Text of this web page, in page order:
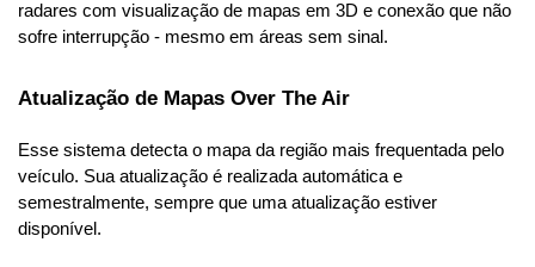
radares com visualização de mapas em 3D e conexão que não
sofre interrupção - mesmo em áreas sem sinal.
Atualização de Mapas Over The Air
Esse sistema detecta o mapa da região mais frequentada pelo
veículo. Sua atualização é realizada automática e
semestralmente, sempre que uma atualização estiver
disponível.